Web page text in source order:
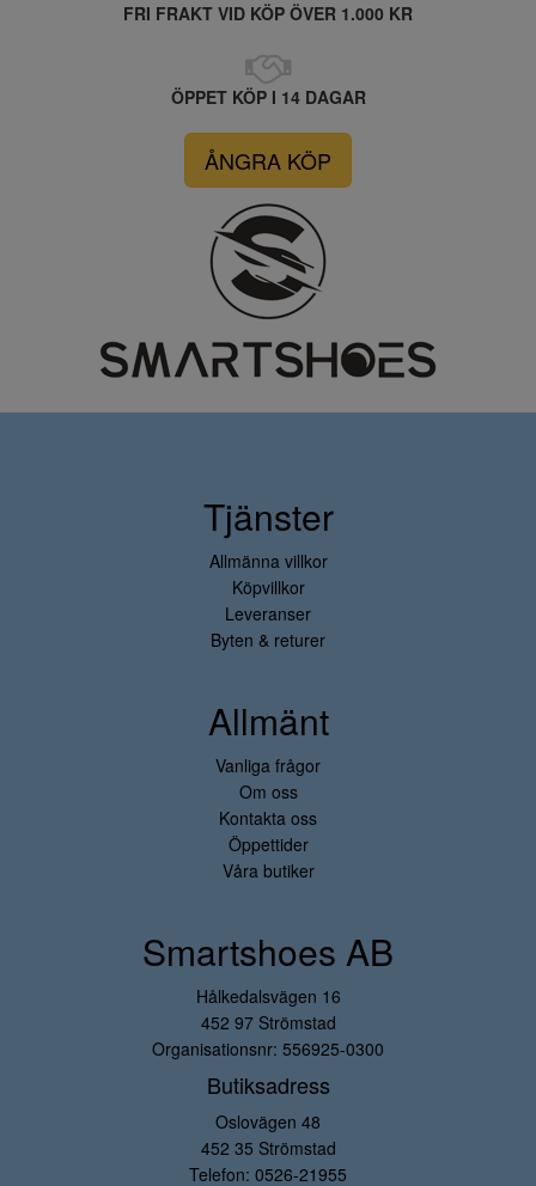
FRI FRAKT VID KÖP ÖVER 1.000 KR
ÖPPET KÖP I 14 DAGAR
ÅNGRA KÖP
Tjänster
Allmänna villkor
Köpvillkor
Leveranser
Byten & returer
Allmänt
Vanliga frågor
Om oss
Kontakta oss
Öppettider
Våra butiker
Smartshoes AB
Hålkedalsvägen 16
452 97 Strömstad
Organisationsnr: 556925-0300
Butiksadress
Oslovägen 48
452 35 Strömstad
Telefon: 0526-21955